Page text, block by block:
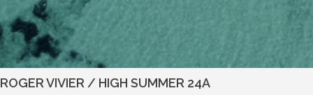
ROGER VIVIER / HIGH SUMMER 24A